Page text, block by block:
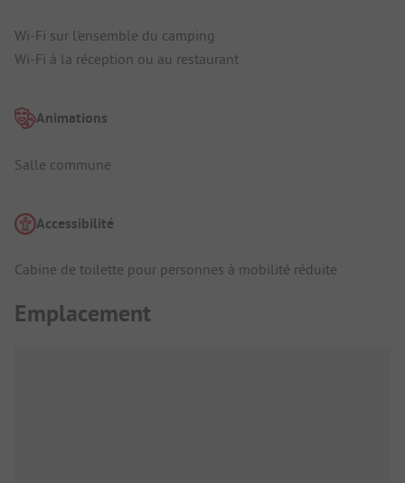
Wi-Fi sur l'ensemble du camping
Wi-Fi à la réception ou au restaurant
Animations
Salle commune
Accessibilité
Cabine de toilette pour personnes à mobilité réduite
Emplacement